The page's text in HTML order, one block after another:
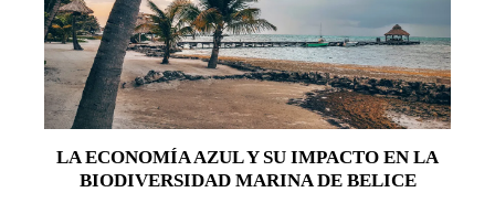
LA ECONOMÍA AZUL Y SU IMPACTO EN LA
BIODIVERSIDAD MARINA DE BELICE